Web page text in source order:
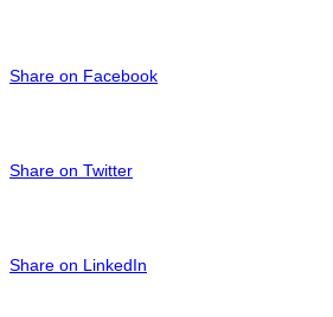
Share on Facebook
Share on Twitter
Share on LinkedIn